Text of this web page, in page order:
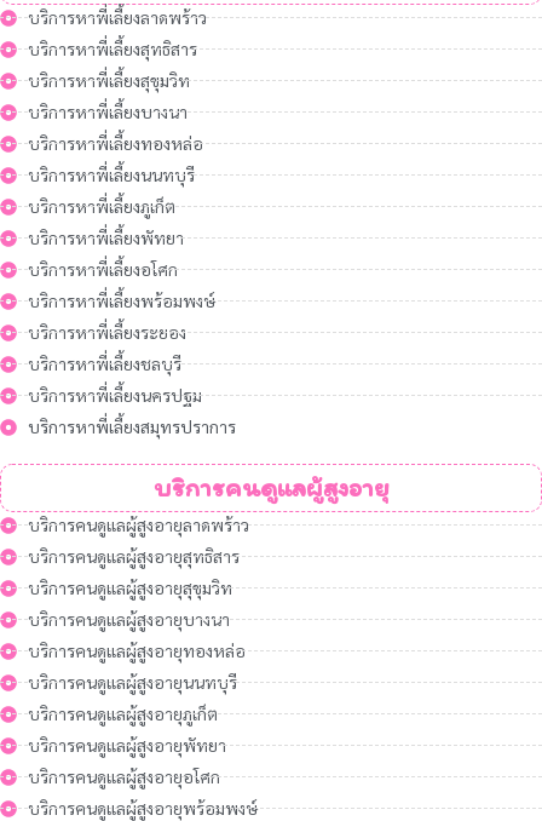
บริการหาพี่เลี้ยงลาดพร้าว
บริการหาพี่เลี้ยงสุทธิสาร
บริการหาพี่เลี้ยงสุขุมวิท
บริการหาพี่เลี้ยงบางนา
บริการหาพี่เลี้ยงทองหล่อ
บริการหาพี่เลี้ยงนนทบุรี
บริการหาพี่เลี้ยงภูเก็ต
บริการหาพี่เลี้ยงพัทยา
บริการหาพี่เลี้ยงอโศก
บริการหาพี่เลี้ยงพร้อมพงษ์
บริการหาพี่เลี้ยงระยอง
บริการหาพี่เลี้ยงชลบุรี
บริการหาพี่เลี้ยงนครปฐม
บริการหาพี่เลี้ยงสมุทรปราการ
บริการคนดูแลผู้สูงอายุ
บริการคนดูแลผู้สูงอายุลาดพร้าว
บริการคนดูแลผู้สูงอายุสุทธิสาร
บริการคนดูแลผู้สูงอายุสุขุมวิท
บริการคนดูแลผู้สูงอายุบางนา
บริการคนดูแลผู้สูงอายุทองหล่อ
บริการคนดูแลผู้สูงอายุนนทบุรี
บริการคนดูแลผู้สูงอายุภูเก็ต
บริการคนดูแลผู้สูงอายุพัทยา
บริการคนดูแลผู้สูงอายุอโศก
บริการคนดูแลผู้สูงอายุพร้อมพงษ์